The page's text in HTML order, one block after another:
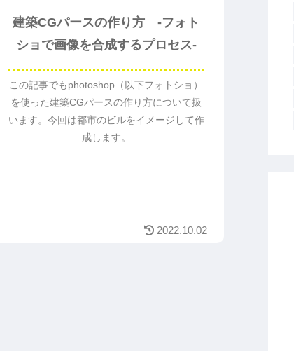
建築CGパースの作り方 -フォト
ショで画像を合成するプロセス-
この記事でもphotoshop（以下フォトショ）
を使った建築CGパースの作り方について扱
います。今回は都市のビルをイメージして作
成します。
2022.10.02